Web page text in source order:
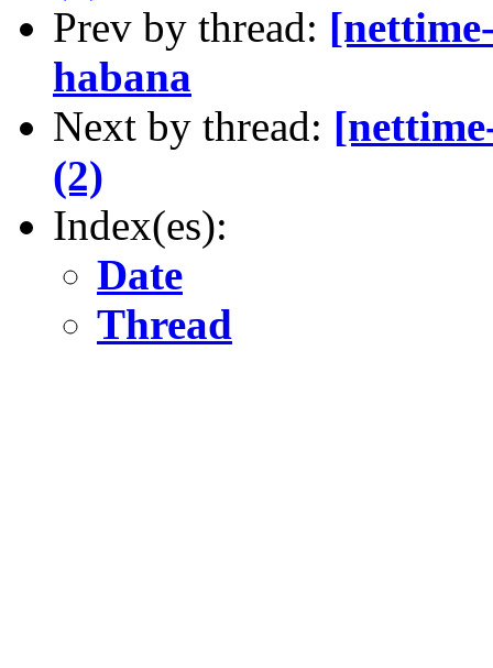
Prev by thread:
habana
Next by thread:
(2)
Index(es):
Date
Thread